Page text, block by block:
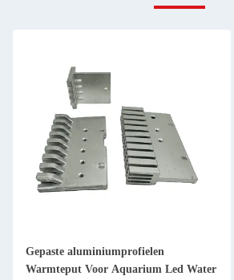
OEM ODM CNC-frees extrusie
Aluminiumprofiel Warmteput extrusie